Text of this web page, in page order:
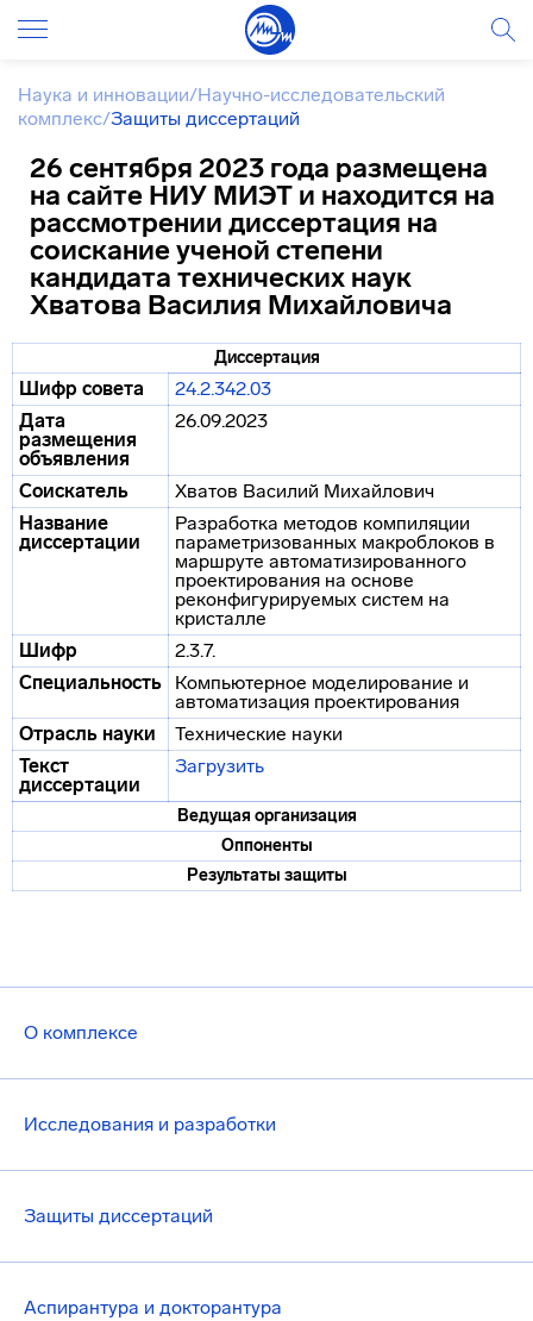
О комплексе
Исследования и разработки
Защиты диссертаций
Аспирантура и докторантура
Наука и инновации/Научно-исследовательский
комплекс/Защиты диссертаций
26 сентября 2023 года размещена
на сайте НИУ МИЭТ и находится на
рассмотрении диссертация на
соискание ученой степени
кандидата технических наук
Хватова Василия Михайловича
Диссертация
Шифр совета
24.2.342.03
Дата
размещения
объявления
26.09.2023
Соискатель
Хватов Василий Михайлович
Название
диссертации
Разработка методов компиляции
параметризованных макроблоков в
маршруте автоматизированного
проектирования на основе
реконфигурируемых систем на
кристалле
Шифр
2.3.7.
Специальность
Компьютерное моделирование и
автоматизация проектирования
Отрасль науки
Технические науки
Текст
диссертации
Загрузить
Ведущая организация
Оппоненты
Результаты защиты